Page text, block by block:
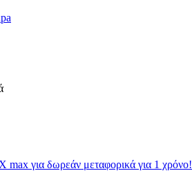
max για δωρεάν μεταφορικά για 1 χρόνο!